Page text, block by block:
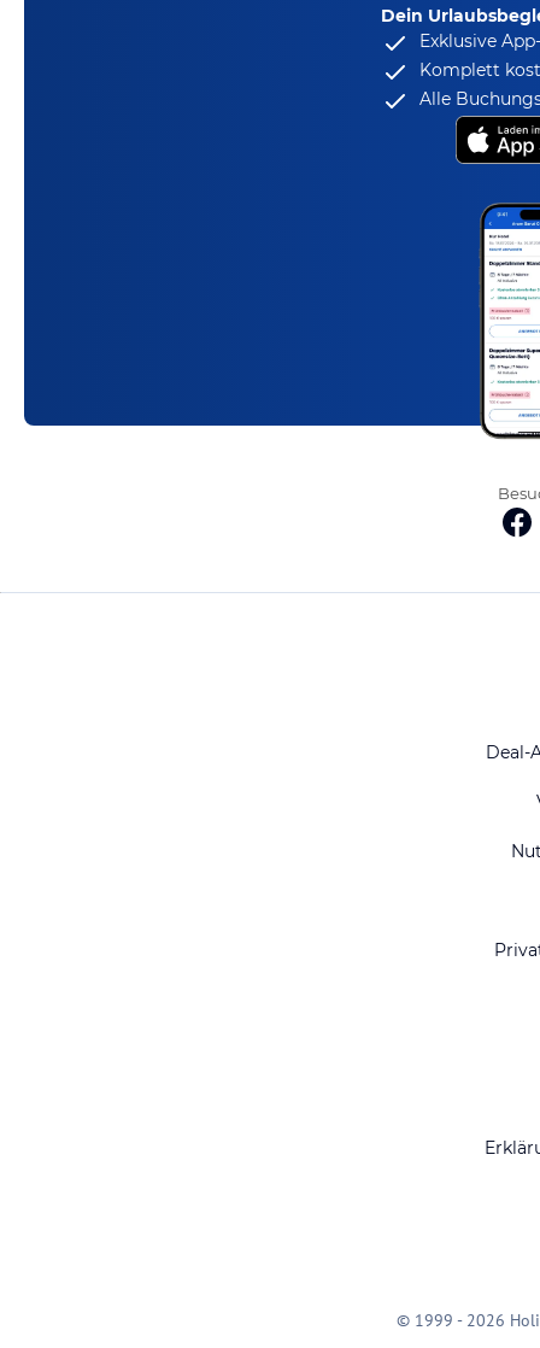
Dein
Exklusive
Komplett
Alle
Deal-
© 1999 - 2026